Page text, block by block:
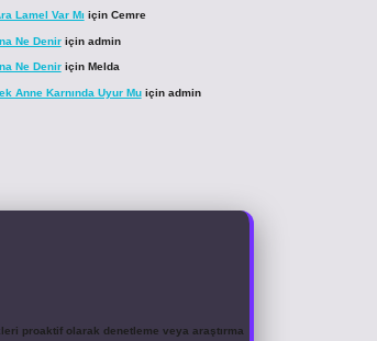
Lamel Var Mı için Cemre
Ne Deniriçin admin
Ne Deniriçin Melda
Anne Karnında Uyur Muiçin admin
proaktif olarak denetleme veya araştırma